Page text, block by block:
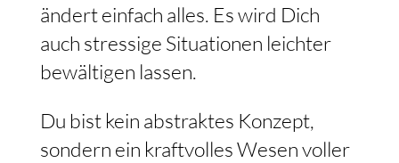
ändert einfach alles. Es wird Dich
auch stressige Situationen leichter
bewältigen lassen.
Du bist kein abstraktes Konzept,
sondern ein kraftvolles Wesen voller